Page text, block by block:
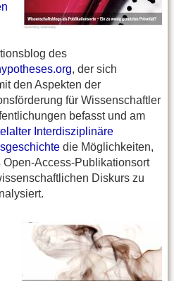
des
, der sich
den Aspekten der
für Wissenschaftler
befasst und am
Interdisziplinäre
die Möglichkeiten,
Access-Publikationsort
Diskurs zu